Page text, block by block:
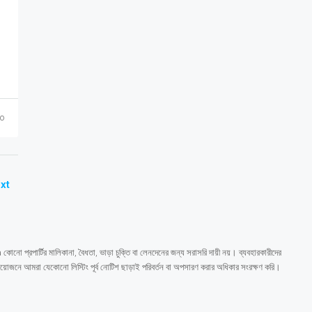
মালিকানা, বৈধতা, ভাড়া চুক্তি বা লেনদেনের জন্য সরাসরি দায়ী নয়। ব্যবহারকারীদের
আমরা যেকোনো লিস্টিং পূর্ব নোটিশ ছাড়াই পরিবর্তন বা অপসারণ করার অধিকার সংরক্ষণ করি।